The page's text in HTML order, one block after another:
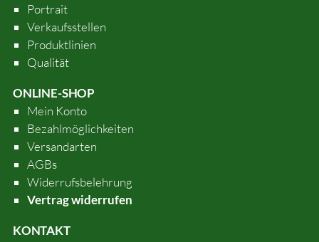
Portrait
Verkaufsstellen
Produktlinien
Qualität
ONLINE-SHOP
Mein Konto
Bezahlmöglichkeiten
Versandarten
AGBs
Widerrufsbelehrung
Vertrag widerrufen
KONTAKT